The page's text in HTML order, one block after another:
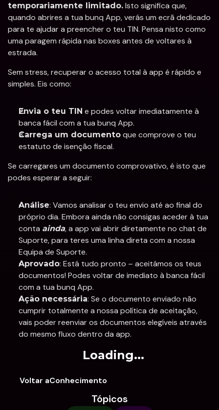
temporariamente limitado. Isto significa que,
quando abrires a tua bunq App, verás um ecrã dedicado
para te ajudar a preencher o teu TIN. Pensa nisto como
uma paragem rápida nas boxes antes de voltares à
estrada.
Sem stress, recuperar o acesso total à app é rápido e
simples. Eis como:
Envia o teu TIN e podes voltar imediatamente à
banca fácil com a tua bunq App.
Carrega um documento que comprove o teu
estatuto de isenção fiscal.
Se carregares um documento comprovativo, é isto que
podes esperar a seguir:
Análise: Vamos analisar o teu envio até ao final do
próprio dia. Embora ainda não consigas aceder à tua
conta ainda, a app vai abrir diretamente no chat de
Suporte, para teres uma linha direta com a nossa
Equipa de Suporte.
Aprovado: Está tudo pronto – aceitámos os teus
documentos! Podes voltar de imediato à banca fácil
com a tua bunq App.
Ação necessária: Se o documento enviado não
cumprir totalmente a nossa política de aceitação,
vais poder reenviar os documentos elegíveis através
do mesmo fluxo dentro da app.
Loading...
Voltar aConhecimento
Tópicos